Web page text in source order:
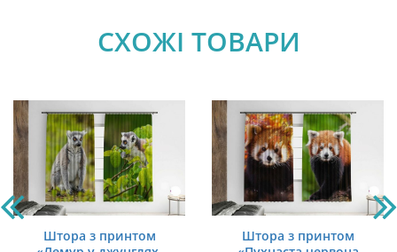
СХОЖІ ТОВАРИ
Штора з принтом
Штора з принтом